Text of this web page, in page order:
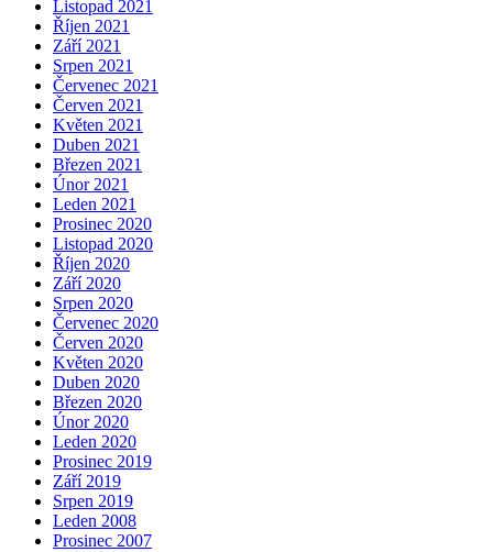
Listopad 2021
Říjen 2021
Září 2021
Srpen 2021
Červenec 2021
Červen 2021
Květen 2021
Duben 2021
Březen 2021
Únor 2021
Leden 2021
Prosinec 2020
Listopad 2020
Říjen 2020
Září 2020
Srpen 2020
Červenec 2020
Červen 2020
Květen 2020
Duben 2020
Březen 2020
Únor 2020
Leden 2020
Prosinec 2019
Září 2019
Srpen 2019
Leden 2008
Prosinec 2007